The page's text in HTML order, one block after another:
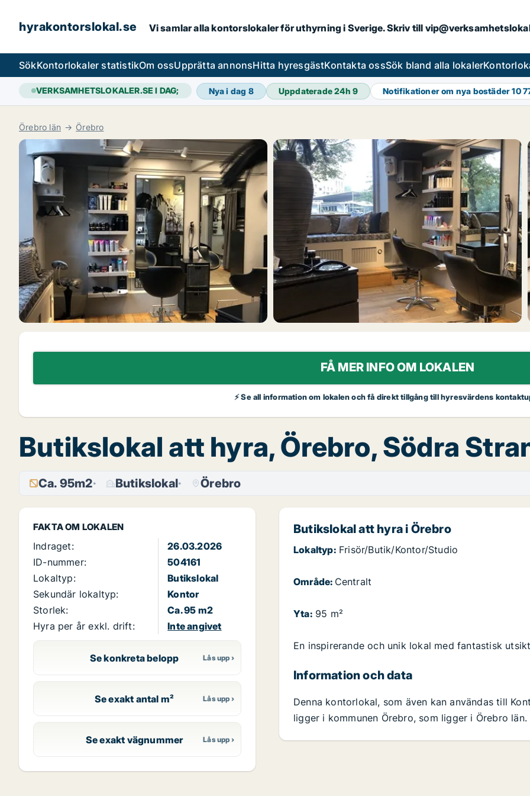
hyrakontorslokal.se Vi samlar alla kontorslokaler för uthyrning i Sverige. Skriv till
SökKontorlokaler statistikOm ossUpprätta annonsHitta hyresgästKontakta ossSök bland alla lokaler
VERKSAMHETSLOKALER.SE I DAG; Nya i dag 8 Uppdaterade 24h9 Notifikationer om nya bostäder10
Örebro län Örebro
FÅ MER INFO OM LOKALEN
⚡ Se all information om lokalen och få direkt tillgång till hyresvärdens
Butikslokal att hyra, Örebro, Södra
Ca. 95m2 Butikslokal Örebro
FAKTA OM LOKALEN
Indraget:
26.03.2026
ID-nummer:
504161
Lokaltyp:
Butikslokal
Sekundär lokaltyp:
Kontor
Storlek:
Ca. 95 m2
Hyra per år exkl. drift:
Inte angivet
Se konkreta belopp
Se exakt antal m²
Se exakt vägnummer
Butikslokal att hyra i Örebro
Lokaltyp:Frisör/Butik/Kontor/Studio
Område: Centralt
Yta:95 m²
En inspirerande och unik lokal med fantastisk
Information och data
Denna kontorlokal, som även kan användas till
ligger i kommunen Örebro, som ligger i Örebro